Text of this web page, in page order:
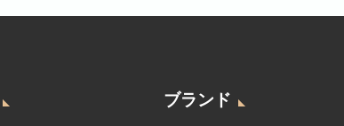
ブランド